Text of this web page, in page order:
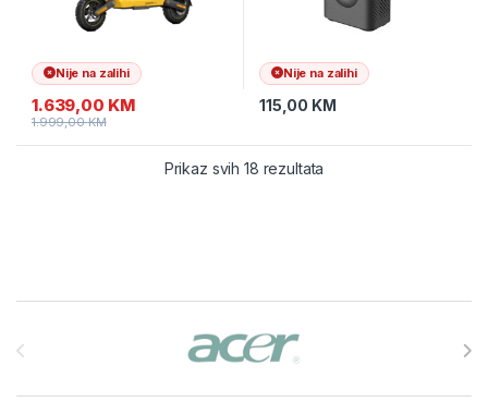
Nije na zalihi
1.639,00 KM
1.999,00KM
Nije na zalihi
115,00 KM
Prikaz svih 18 rezultata